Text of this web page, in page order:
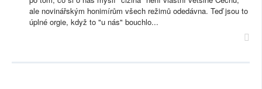
ale novinářským honimírům všech režimů odedávna. Teď jsou to
úplné orgie, když to "u nás" bouchlo...